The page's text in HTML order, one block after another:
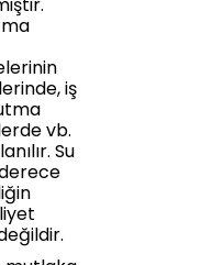
iş
vb.
Su